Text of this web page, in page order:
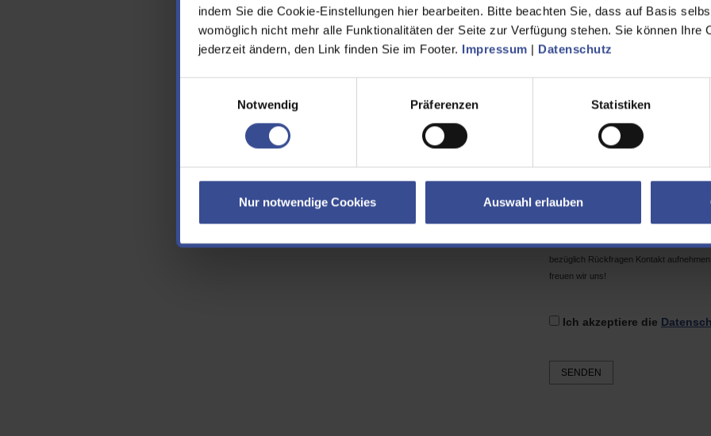
indem Sie die Cookie-Einstellungen hier bearbeiten. Bitte beachten Sie, dass auf Basis
womöglich nicht mehr alle Funktionalitäten der Seite zur Verfügung stehen. Sie können Ihre
jederzeit ändern, den Link finden Sie im Footer. Impressum | Datenschutz
Notwendig
Präferenzen Statistiken
Nur notwendige Cookies Auswahl erlauben
Vorname
Nachname
Geben Sie bitte den Text in
Das Formular enthältkeine Pflichtfelder
senden, möglichst gering halten
bezüglich Rückfragen Kontakt
freuen wir uns!
Ich akzeptiere die
SENDEN